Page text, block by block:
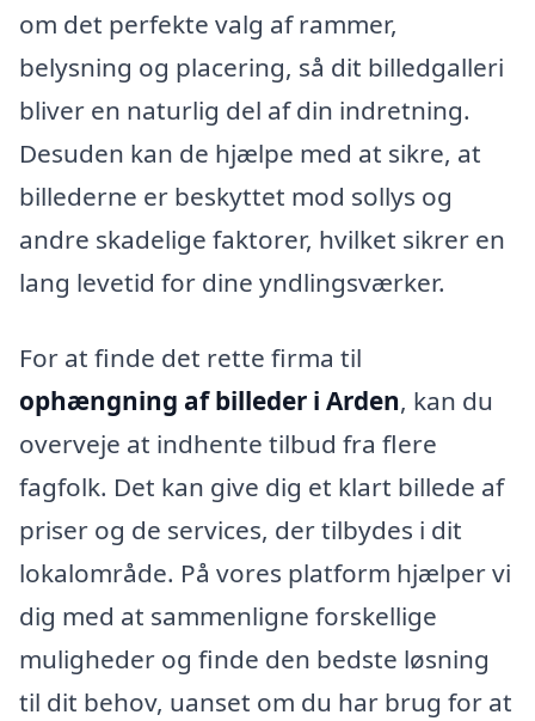
om det perfekte valg af rammer,
belysning og placering, så dit billedgalleri
bliver en naturlig del af din indretning.
Desuden kan de hjælpe med at sikre, at
billederne er beskyttet mod sollys og
andre skadelige faktorer, hvilket sikrer en
lang levetid for dine yndlingsværker.
For at finde det rette firma til
ophængning af billeder i Arden, kan du
overveje at indhente tilbud fra flere
fagfolk. Det kan give dig et klart billede af
priser og de services, der tilbydes i dit
lokalområde. På vores platform hjælper vi
dig med at sammenligne forskellige
muligheder og finde den bedste løsning
til dit behov, uanset om du har brug for at